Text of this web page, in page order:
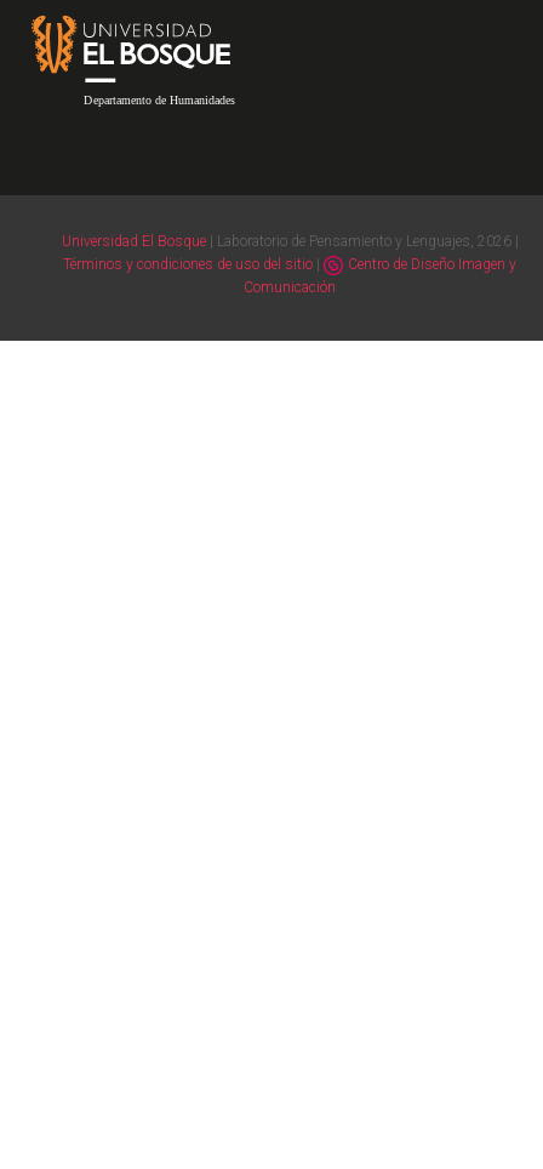
Footer
Universidad El Bosque| Laboratorio de Pensamiento y Lenguajes, 2026 |
Términos y condiciones de uso del sitio |
Centro de Diseño Imagen y
Comunicación